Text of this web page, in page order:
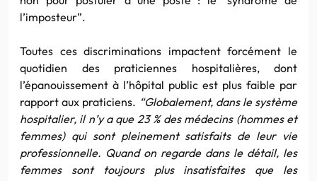
l’imposteur”.
Toutes ces discriminations impactent forcément le
quotidien des praticiennes hospitalières, dont
l’épanouissement à l’hôpital public est plus faible par
rapport aux praticiens. “Globalement, dans le système
hospitalier, il n’y a que 23 % des médecins (hommes et
femmes) qui sont pleinement satisfaits de leur vie
professionnelle. Quand on regarde dans le détail, les
femmes sont toujours plus insatisfaites que les